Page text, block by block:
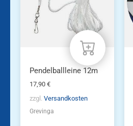
Pendelballleine 12m
17,90 €
zzgl. Versandkosten
Grevinga